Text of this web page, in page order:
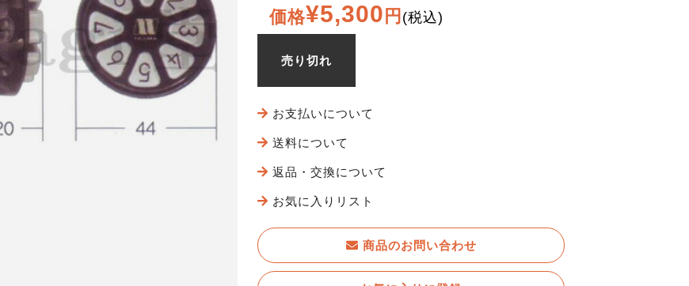
価格¥5,300 円 (税込)
売り切れ
お支払いについて
送料について
返品・交換について
お気に入りリスト
商品のお問い合わせ